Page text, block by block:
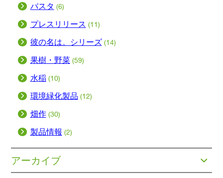
バスタ (6)
プレスリリース (11)
彼の名は。シリーズ (14)
果樹・野菜 (59)
水稲 (10)
環境緑化製品 (12)
畑作 (30)
製品情報 (2)
アーカイブ